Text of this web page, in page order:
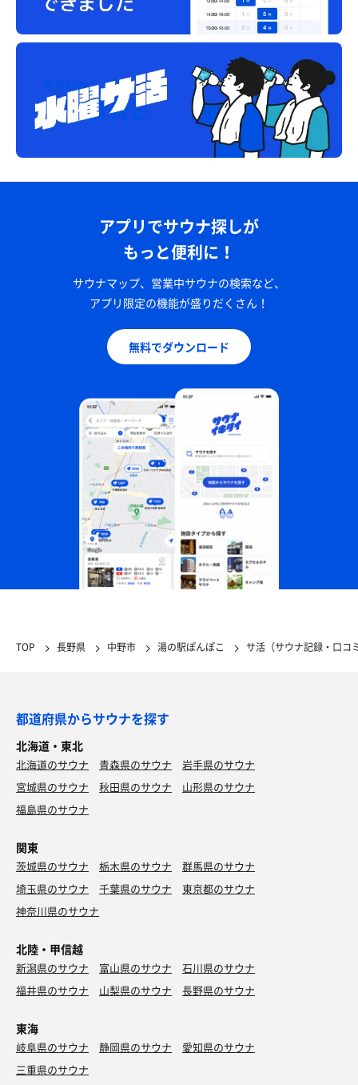
アプリでサウナ探しが
もっと便利に！
サウナマップ、営業中サウナの検索など、
アプリ限定の機能が盛りだくさん！
無料でダウンロード
TOP 長野県 中野市 湯の駅ぽんぽこ サ活（サウナ記録・口コ
都道府県からサウナを探す
北海道・東北
北海道のサウナ 青森県のサウナ
岩手県のサウナ
宮城県のサウナ
秋田県のサウナ
山形県のサウナ
福島県のサウナ
関東
茨城県のサウナ 栃木県のサウナ
群馬県のサウナ
埼玉県のサウナ
千葉県のサウナ
東京都のサウナ
神奈川県のサウナ
北陸・甲信越
新潟県のサウナ 富山県のサウナ
石川県のサウナ
福井県のサウナ
山梨県のサウナ 長野県のサウナ
東海
岐阜県のサウナ 静岡県のサウナ
愛知県のサウナ
三重県のサウナ